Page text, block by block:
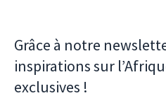
Grâce à notre
inspirations sur
exclusives !